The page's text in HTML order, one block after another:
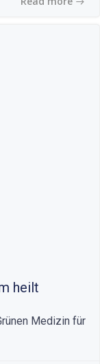
heilt
Medizin für